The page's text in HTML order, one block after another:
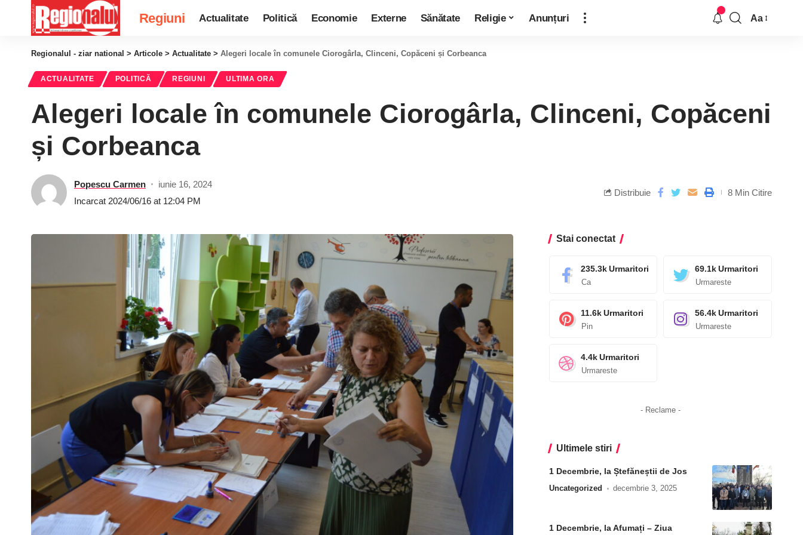
Regiuni Actualitate Politică Economie Externe Sănătate Religie Anunțuri Aa
Regionalul - ziar national > Articole > Actualitate > Alegeri locale în comunele Ciorogârla, Clinceni, Copăceni și Corbeanca
ACTUALITATE POLITICĂ REGIUNI ULTIMA ORA
Alegeri locale în comunele Ciorogârla, Clinceni, Copăceni
și Corbeanca
Popescu Carmen
iunie 16, 2024
Incarcat 2024/06/16 at 12:04 PM
Distribuie 8 Min Citire
Stai conectat
235.3k Urmaritori
Ca
69.1k Urmaritori
Urmareste
11.6k Urmaritori
Pin
56.4k Urmaritori
Urmareste
4.4k Urmaritori
Urmareste
- Reclame -
Ultimele stiri
1 Decembrie, la Ștefăneștii de Jos
Uncategorized decembrie 3, 2025
1 Decembrie, la Afumați – Ziua